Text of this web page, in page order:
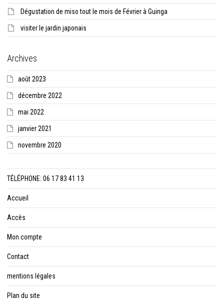
Dégustation de miso tout le mois de Février à Guinga
visiter le jardin japonais
Archives
août 2023
décembre 2022
mai 2022
janvier 2021
novembre 2020
TÉLÉPHONE: 06 17 83 41 13
Accueil
Accès
Mon compte
Contact
mentions légales
Plan du site